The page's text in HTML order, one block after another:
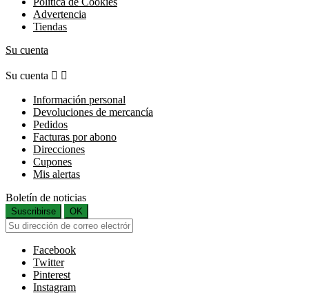
Advertencia
Tiendas
Su cuenta
Su cuenta  
Información personal
Devoluciones de mercancía
Pedidos
Facturas por abono
Direcciones
Cupones
Mis alertas
Boletín de noticias
Suscribirse OK
Facebook
Twitter
Pinterest
Instagram